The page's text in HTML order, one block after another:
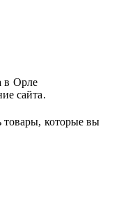
в Орле
сайта.
товары, которые вы